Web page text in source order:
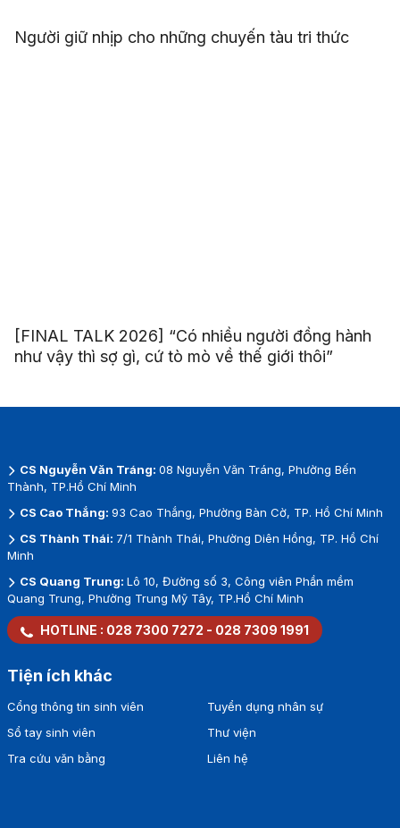
Người giữ nhịp cho những chuyến tàu tri thức
[FINAL TALK 2026] “Có nhiều người đồng hành
như vậy thì sợ gì, cứ tò mò về thế giới thôi”
CS Nguyễn Văn Tráng: 08 Nguyễn Văn Tráng, Phường Bến
Thành, TP.Hồ Chí Minh
CS Cao Thắng: 93 Cao Thắng, Phường Bàn Cờ, TP. Hồ Chí Minh
CS Thành Thái: 7/1 Thành Thái, Phường Diên Hồng, TP. Hồ Chí
Minh
CS Quang Trung: Lô 10, Đường số 3, Công viên Phần mềm
Quang Trung, Phường Trung Mỹ Tây, TP.Hồ Chí Minh
HOTLINE : 028 7300 7272 - 028 7309 1991
Tiện ích khác
Cổng thông tin sinh viên
Sổ tay sinh viên
Tra cứu văn bằng
Tuyển dụng nhân sự
Thư viện
Liên hệ